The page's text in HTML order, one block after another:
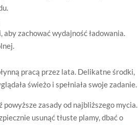
zachować wydajność ładowania.
pracą przez lata. Delikatne środki,
świeżo i spełniała swoje zadanie.
zasady od najbliższego mycia.
usunąć tłuste plamy, dbać o